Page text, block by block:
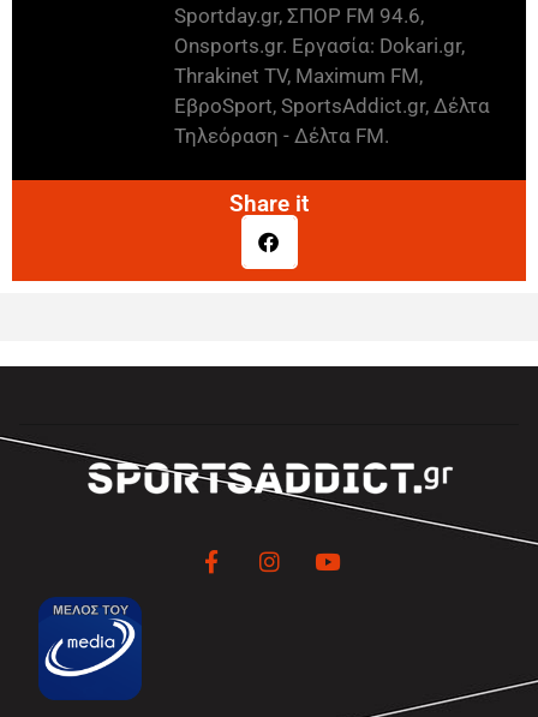
Sportday.gr, ΣΠΟΡ FM 94.6,
Onsports.gr. Εργασία: Dokari.gr,
Thrakinet TV, Maximum FM,
ΕβροSport, SportsAddict.gr, Δέλτα
Τηλεόραση - Δέλτα FM.
Share it